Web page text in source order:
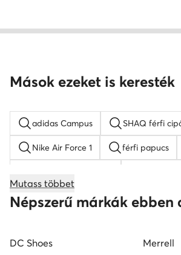
Mások ezeket is keresték
adidas Campus SHAQ férfi
Nike Air Force 1 férfi papucs
férfi magasszárú tornacipő
Mutass többet
Népszerű márkák
DC Shoes Merrell